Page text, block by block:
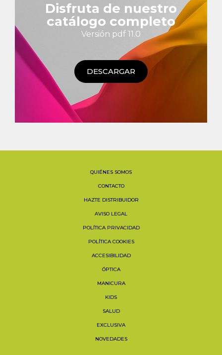
Disfruta de nuestro
catálogo completo
Versión pdf 11.0
DESCARGAR
QUIÉNES SOMOS
CONTACTO
HAZTE DISTRIBUIDOR
AVISO LEGAL
POLÍTICA PRIVACIDAD
POLÍTICA COOKIES
ACCESIBILIDAD
ÓPTICA
MANICURA
KIDS
SALUD
EXCLUSIVA
NOVEDADES